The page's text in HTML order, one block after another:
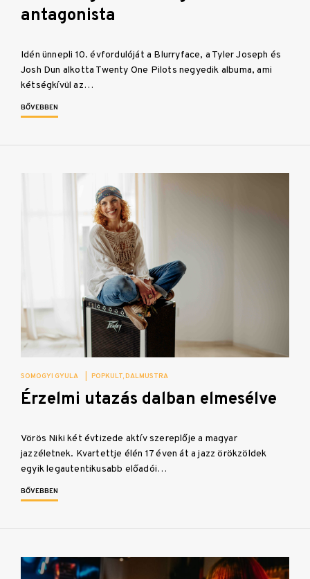
antagonista
Idén ünnepli 10. évfordulóját a Blurryface, a Tyler Joseph és
Josh Dun alkotta Twenty One Pilots negyedik albuma, ami
kétségkívül az…
BŐVEBBEN
SOMOGYI GYULA POPKULT DALMUSTRA
Érzelmi utazás dalban elmesélve
Vörös Niki két évtizede aktív szereplője a magyar
jazzéletnek. Kvartettje élén 17 éven át a jazz örökzöldek
egyik legautentikusabb előadói…
BŐVEBBEN